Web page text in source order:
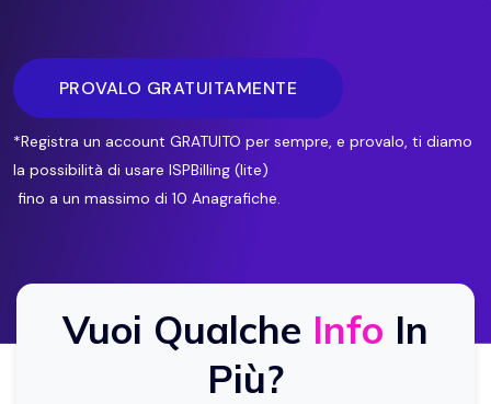
PROVALO GRATUITAMENTE
*Registra un account GRATUITO per sempre, e provalo, ti diamo
la possibilità di usare ISPBilling (lite)
fino a un massimo di 10 Anagrafiche.
Vuoi Qualche Info In
Più?